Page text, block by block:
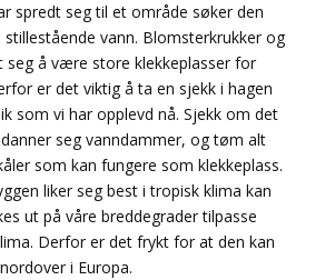
spredt seg til et område søker den
vann. Blomsterkrukker og
seg å være store klekkeplasser for
er det viktig å ta en sjekk i hagen
som vi har opplevd nå. Sjekk om det
seg vanndammer, og tøm alt
som kan fungere som klekkeplass.
liker seg best i tropisk klima kan
ut på våre breddegrader tilpasse
Derfor er det frykt for at den kan
i Europa.